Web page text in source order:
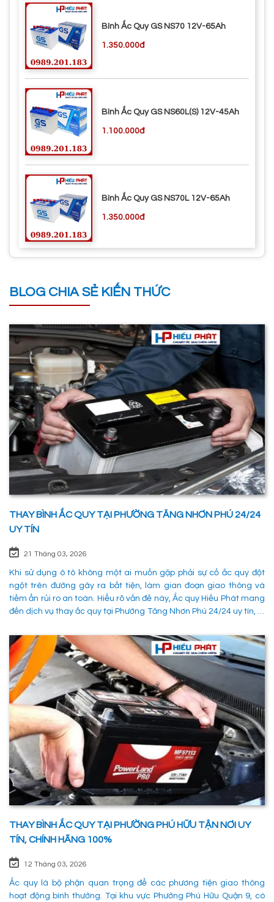
Bình Ắc Quy GS NS70 12V-65Ah
1.350.000đ
Bình Ắc Quy GS NS60L(S) 12V-45Ah
1.100.000đ
Bình Ắc Quy GS NS70L 12V-65Ah
1.350.000đ
BLOG CHIA SẺ KIẾN THỨC
THAY BÌNH ẮC QUY TẠI PHƯỜNG TĂNG NHƠN PHÚ 24/24
UY TÍN
21 Tháng 03, 2026
Khi sử dụng ô tô không một ai muốn gặp phải sự cố ắc quy đột
ngột trên đường gây ra bất tiện, làm gian đoạn giao thông và
tiềm ẩn rủi ro an toàn. Hiểu rõ vấn đề này, Ắc quy Hiếu Phát mang
đến dịch vụ thay ắc quy tại Phường Tăng Nhơn Phú 24/24 uy tín, là
bảo an toàn cho các phường tiện và tiết kiệm thời gian cho người
sử dụng. 1. Các phương pháp khắc phục sự cố khi ắc quy hỏng tại
Phường Tăng Nhơn Phú Quận 9 Khi xe không thể khởi động do vấn
đề về điện, có rất nhiều ng
THAY BÌNH ẮC QUY TẠI PHƯỜNG PHÚ HỮU TẬN NƠI UY
TÍN, CHÍNH HÃNG 100%
12 Tháng 03, 2026
Ắc quy là bộ phận quan trọng để các phương tiện giao thông
hoạt động bình thường. Tại khu vực Phường Phú Hữu Quận 9, có